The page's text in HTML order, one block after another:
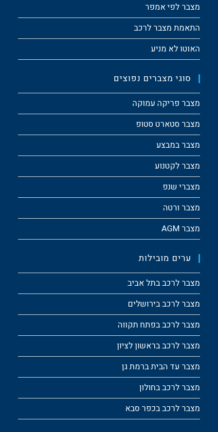
מצבר לפי אמפר
התאמת מצבר לרכב
האוטו לא מניע
סוגי מצברים נפוצים
מצבר פריקה עמוקה
מצבר סטארט סטופ
מצבר במבצע
מצבר לקטנוע
מצברי שנפ
מצבר ורטה
מצבר AGM
ערים מובילות
מצבר לרכב בתל אביב
מצבר לרכב בירושלים
מצבר לרכב בפתח תקווה
מצבר לרכב בראשון לציון
מצבר עד הבית ברמת גן
מצבר לרכב בחולון
מצבר לרכב בכפר סבא